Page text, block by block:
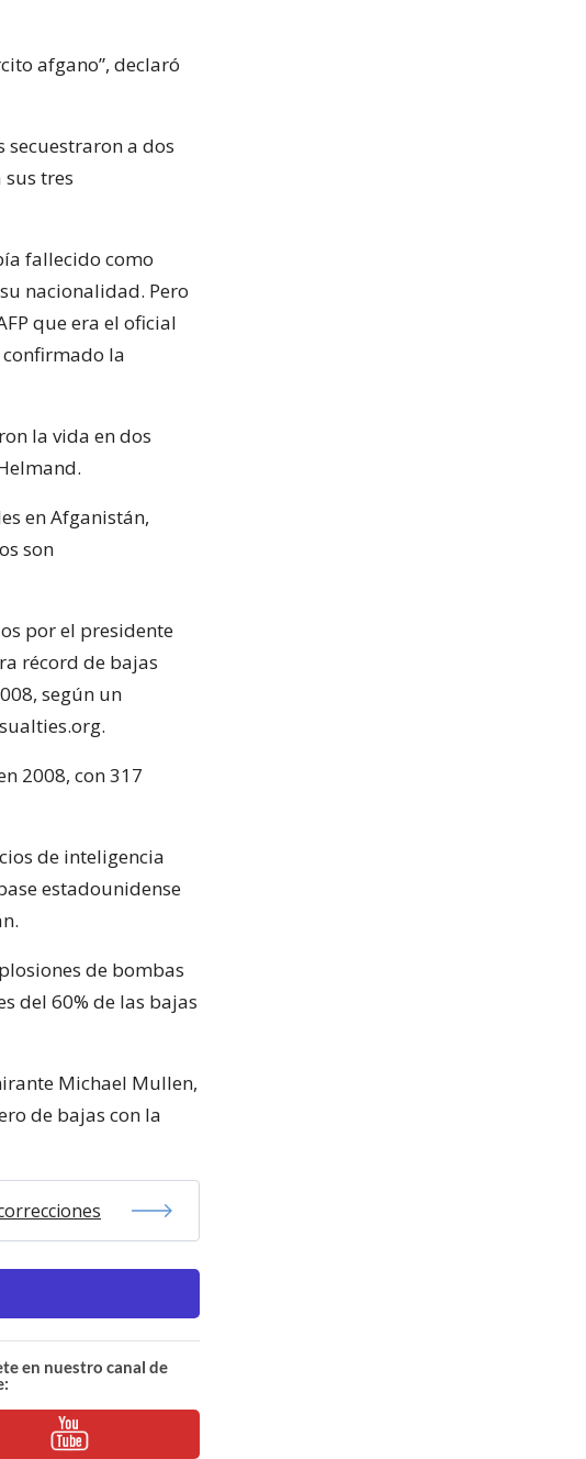
afgano”, declaró
secuestraron a dos
tres
fallecido como
nacionalidad. Pero
que era el oficial
confirmado la
la vida en dos
en Afganistán,
son
por el presidente
récord de bajas
según un
2008, con 317
de inteligencia
estadounidense
de bombas
del 60% de las bajas
Michael Mullen,
de bajas con la
en nuestro canal de